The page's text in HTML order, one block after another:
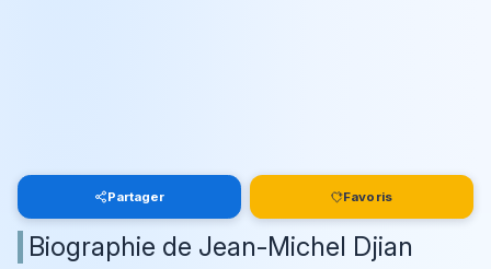
Partager Favoris
Biographie de Jean-Michel Djian